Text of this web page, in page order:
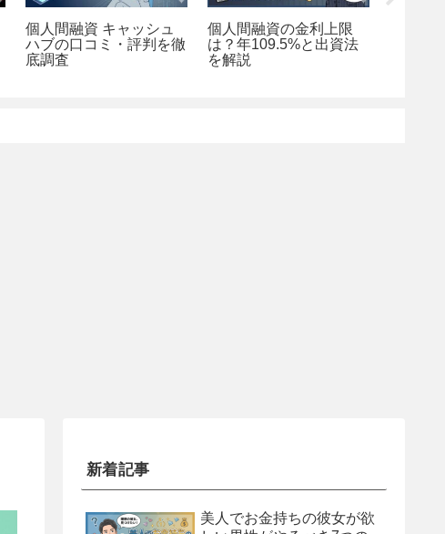
個人間融資 キャッシュ
ハブの口コミ・評判を徹
底調査
個人間融資の金利上限
は？年109.5%と出資法
を解説
新着記事
美人でお金持ちの彼女が欲